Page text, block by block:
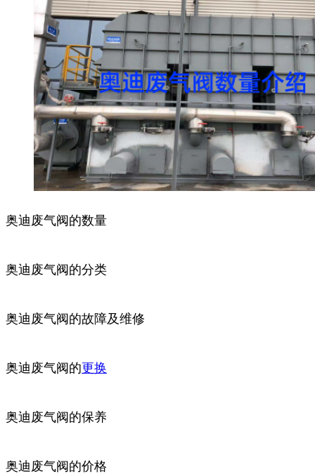
奥迪废气阀的数量
奥迪废气阀的分类
奥迪废气阀的故障及维修
奥迪废气阀的更换
奥迪废气阀的保养
奥迪废气阀的价格